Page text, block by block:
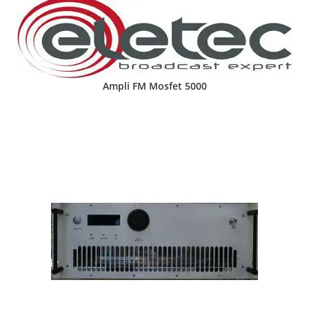
Ampli FM Mosfet 5000